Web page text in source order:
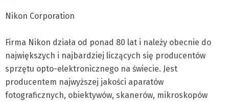
Nikon Corporation
Firma Nikon działa od ponad 80 lat i należy obecnie do
największych i najbardziej liczących się producentów
sprzętu opto-elektronicznego na świecie. Jest
producentem najwyższej jakości aparatów
fotograficznych, obiektywów, skanerów, mikroskopów